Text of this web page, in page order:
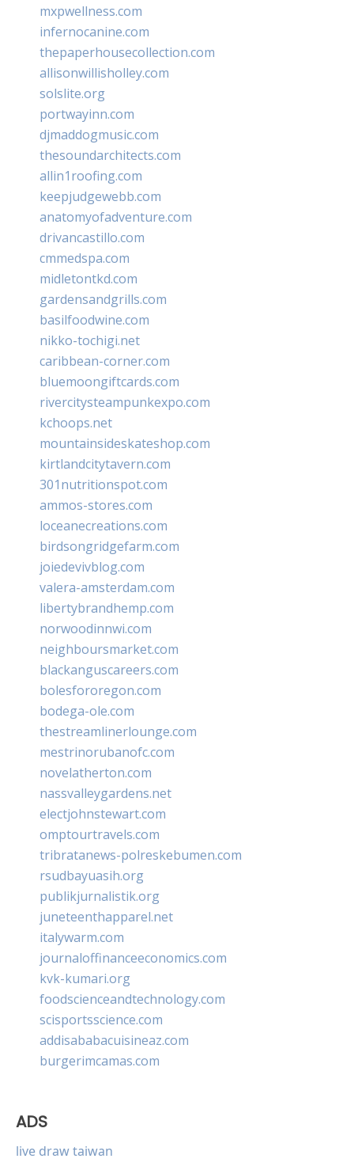
mxpwellness.com
infernocanine.com
thepaperhousecollection.com
allisonwillisholley.com
solslite.org
portwayinn.com
djmaddogmusic.com
thesoundarchitects.com
allin1roofing.com
keepjudgewebb.com
anatomyofadventure.com
drivancastillo.com
cmmedspa.com
midletontkd.com
gardensandgrills.com
basilfoodwine.com
nikko-tochigi.net
caribbean-corner.com
bluemoongiftcards.com
rivercitysteampunkexpo.com
kchoops.net
mountainsideskateshop.com
kirtlandcitytavern.com
301nutritionspot.com
ammos-stores.com
loceanecreations.com
birdsongridgefarm.com
joiedevivblog.com
valera-amsterdam.com
libertybrandhemp.com
norwoodinnwi.com
neighboursmarket.com
blackanguscareers.com
bolesfororegon.com
bodega-ole.com
thestreamlinerlounge.com
mestrinorubanofc.com
novelatherton.com
nassvalleygardens.net
electjohnstewart.com
omptourtravels.com
tribratanews-polreskebumen.com
rsudbayuasih.org
publikjurnalistik.org
juneteenthapparel.net
italywarm.com
journaloffinanceeconomics.com
kvk-kumari.org
foodscienceandtechnology.com
scisportsscience.com
addisababacuisineaz.com
burgerimcamas.com
ADS
live draw taiwan